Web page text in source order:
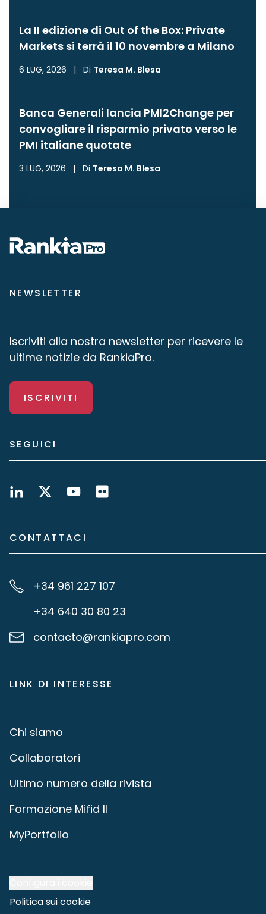
La II edizione di Out of the Box: Private
Markets si terrà il 10 novembre a Milano
6 LUG, 2026 | Di Teresa M. Blesa
Banca Generali lancia PMI2Change per
convogliare il risparmio privato verso le
PMI italiane quotate
3 LUG, 2026 | Di Teresa M. Blesa
NEWSLETTER
Iscriviti alla nostra newsletter per ricevere le
ultime notizie da RankiaPro.
ISCRIVITI
SEGUICI
CONTATTACI
+34 961 227 107
+34 640 30 80 23
contacto@rankiapro.com
LINK DI INTERESSE
Chi siamo
Collaboratori
Ultimo numero della rivista
Formazione Mifid II
MyPortfolio
Politica sui cookie